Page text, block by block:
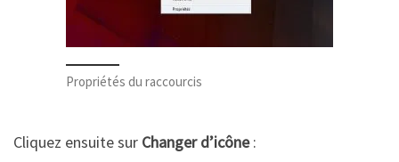
Propriétés du raccourcis
Cliquez ensuite sur Changer d’icône: